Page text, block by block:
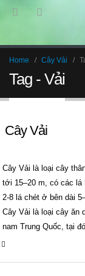
Home Cây Vải
Tag - Vải
Cây Vải
Cây Vải là loại cây
tới 15–20 m, có các lá
2-8 lá chét ở bên dài
Cây Vải là loại cây ăn
nam Trung Quốc, tại